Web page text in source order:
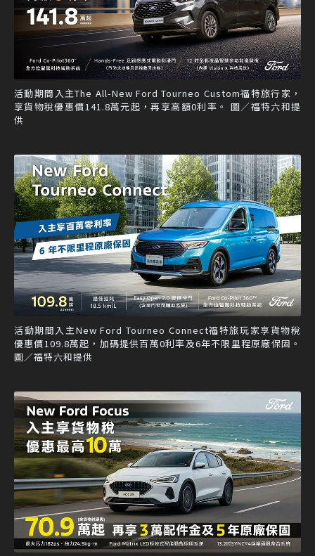
活動期間入主The All-New Ford Tourneo Custom福特旅行家，
享貨物稅優惠價141.8萬元起，再享高額0利率。 圖／福特六和提
供
活動期間入主New Ford Tourneo Connect福特旅玩家享貨物稅
優惠價109.8萬起，加碼提供百萬0利率及6年不限里程原廠保固。
圖／福特六和提供